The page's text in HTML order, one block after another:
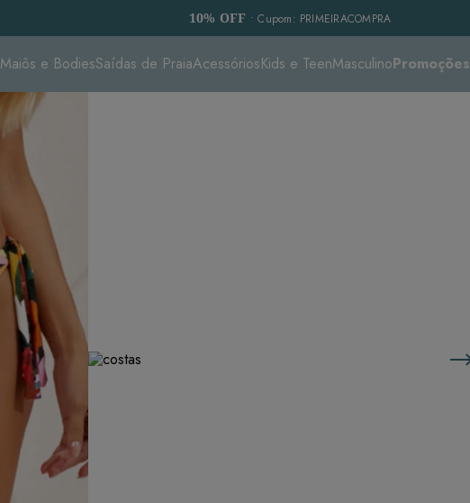
10% OFF • Cupom: PRIMEIRACOMPRA
Maiôs e BodiesSaídas de PraiaAcessóriosKids e TeenMasculinoPromoções